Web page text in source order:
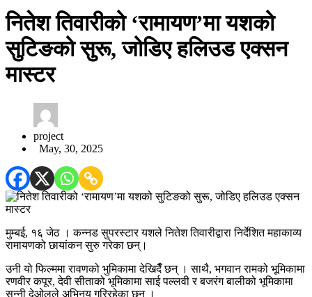
नितेश तिवारीको ‘रामायण’मा यशको
सुटिङको सुरू, जोडिए हलिउड एक्सन
मास्टर
project
May, 30, 2025
मुम्बई, १६ जेठ । कन्नड सुपरस्टार यशले नितेश तिवारीद्वारा निर्देशित महाकाव्य
रामायणको छायांकन सुरु गरेका छन्।
उनी यो फिल्ममा रावणको भुमिकामा देखिदैँ छन् । साथै, भगवान रामको भूमिकामा
रणवीर कपूर, देवी सीताको भूमिकामा साई पल्लवी र बजरंग बालीको भूमिकामा
सन्नी देओलले अभिनय गरिरहेका छन् ।